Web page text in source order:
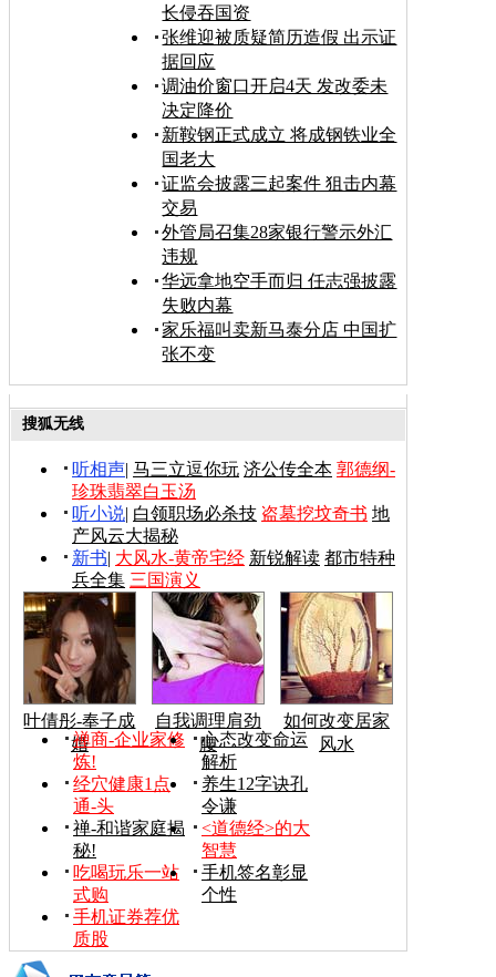
长侵吞国资
张维迎被质疑简历造假 出示证
据回应
调油价窗口开启4天 发改委未
决定降价
新鞍钢正式成立 将成钢铁业全
国老大
证监会披露三起案件 狙击内幕
交易
外管局召集28家银行警示外汇
违规
华远拿地空手而归 任志强披露
失败内幕
家乐福叫卖新马泰分店 中国扩
张不变
搜狐无线
听相声| 马三立逗你玩 济公传全本 郭德纲-
珍珠翡翠白玉汤
听小说| 白领职场必杀技 盗墓挖坟奇书 地
产风云大揭秘
新书| 大风水-黄帝宅经 新锐解读 都市特种
兵全集 三国演义
叶倩彤-奉子成
婚
自我调理肩劲
腰
如何改变居家
风水
禅商-企业家修
炼!
心态改变命运
解析
经穴健康1点
通-头
养生12字诀孔
令谦
禅-和谐家庭揭
秘!
<道德经>的大
智慧
吃喝玩乐一站
式购
手机签名彰显
个性
手机证券荐优
质股